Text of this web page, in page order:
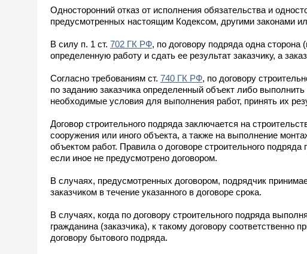
Односторонний отказ от исполнения обязательства и
предусмотренных настоящим Кодексом, другими законами
В силу п. 1 ст. 702 ГК РФ, по договору подряда одна сторона
определенную работу и сдать ее результат заказчику, а
Согласно требованиям ст. 740 ГК РФ, по договору
по заданию заказчика определенный объект либо
необходимые условия для выполнения работ, принять их
Договор строительного подряда заключается на
сооружения или иного объекта, а также на выполнение
объектом работ. Правила о договоре строительного
если иное не предусмотрено договором.
В случаях, предусмотренных договором, подрядчик
заказчиком в течение указанного в договоре срока.
В случаях, когда по договору строительного подряда
гражданина (заказчика), к такому договору
договору бытового подряда.